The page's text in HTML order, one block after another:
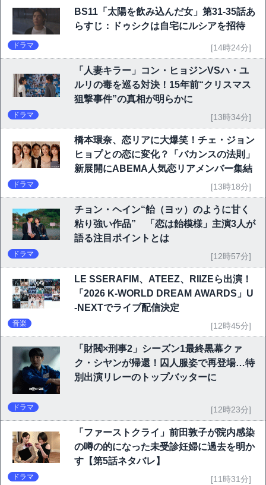
BS11「太陽を飲み込んだ女」第31-35話あ
らすじ：ドゥシクは自宅にルシアを招待
ドラマ [14時24分]
「人妻キラー」コン・ヒョジンVSハ・ユ
ルリの毒を巡る対決！15年前“クリスマス
狙撃事件”の真相が明らかに
ドラマ [13時34分]
橋本環奈、恋リアに大爆笑！チェ・ジョン
ヒョプとの恋に変化？「バカンスの法則」
新展開にABEMA人気恋リアメンバー集結
ドラマ [13時18分]
チョン・ヘイン“飴（ヨッ）のように甘く
粘り強い作品” 「恋は飴模様」主演3人が
語る注目ポイントとは
ドラマ [12時57分]
LE SSERAFIM、ATEEZ、RIIZEら出演！
「2026 K-WORLD DREAM AWARDS」U
-NEXTでライブ配信決定
音楽 [12時45分]
「財閥×刑事2」シーズン1最終黒幕クァ
ク・シヤンが帰還！囚人服姿で再登場…特
別出演リレーのトップバッターに
ドラマ [12時23分]
「ファーストクライ」前田敦子が院内感染
の噂の的になった未受診妊婦に過去を明か
す【第5話ネタバレ】
ドラマ [11時31分]